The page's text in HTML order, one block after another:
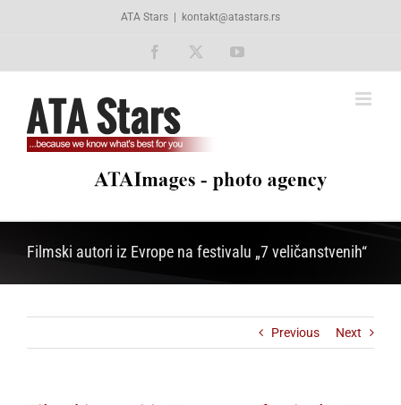
ATA Stars kontakt@atastars.rs
Facebook YouTube
Filmski autori iz Evrope na festivalu „7 veličanstvenih“
Previous Next